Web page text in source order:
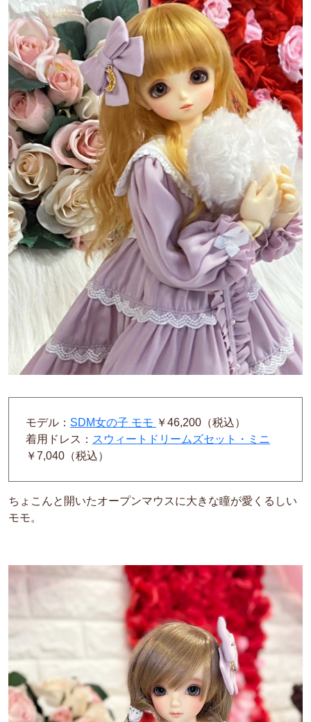
モデル： SDM女の子 モモ ￥46,200（税込）
着用ドレス： スウィートドリームズセット・ミニ
￥7,040（税込）
ちょこんと開いたオープンマウスに大きな瞳が愛くるしい
モモ。